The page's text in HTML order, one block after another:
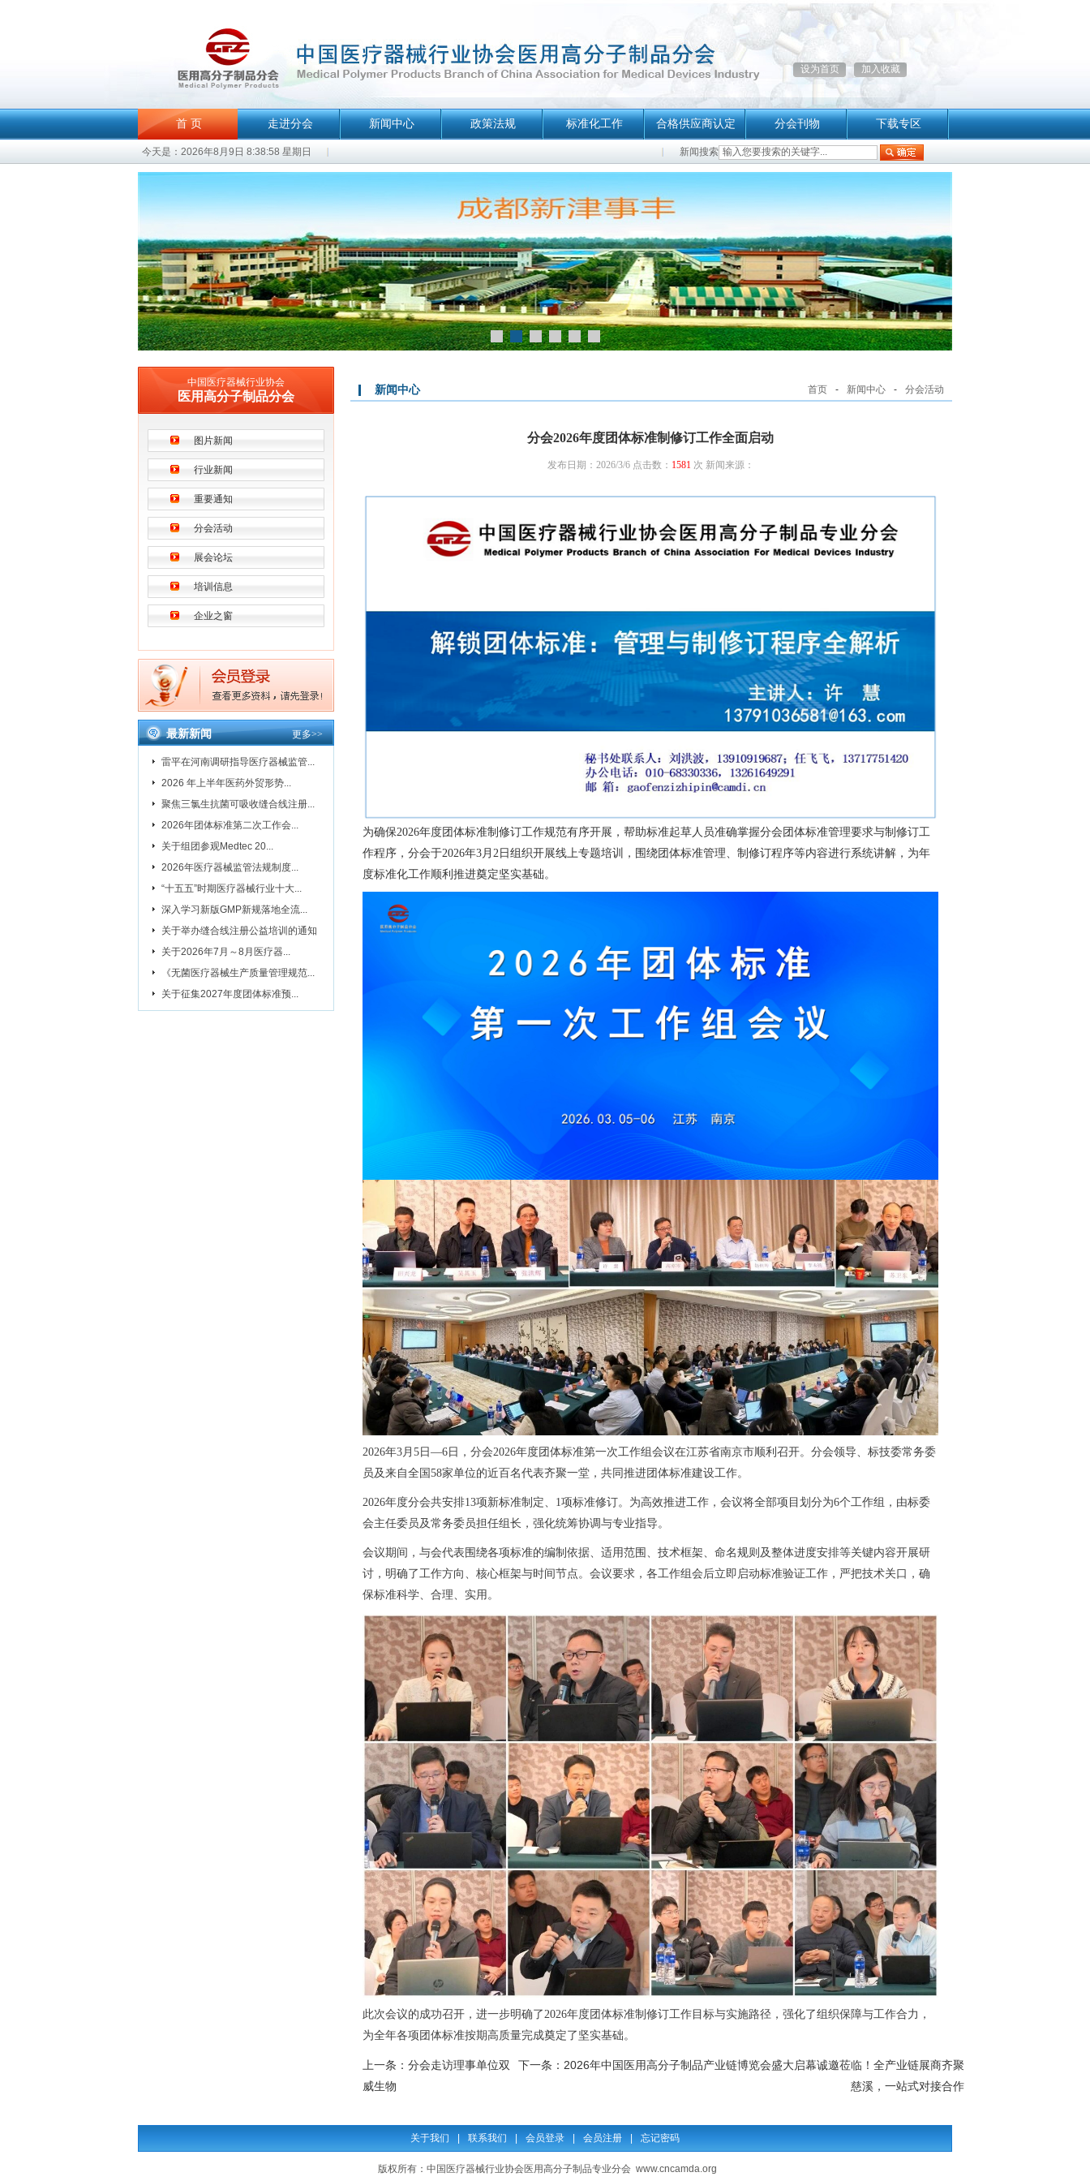
设为首页 加入收藏
首 页
今天是：2026年8月9日 8:38:58 星期日 新闻搜索
走进分会 新闻中心 政策法规 标准化工作 合格供应商认定 分会刊物 下载专区
中国医疗器械行业协会
医用高分子制品分会
图片新闻
行业新闻
重要通知
分会活动
展会论坛
培训信息
企业之窗
最新新闻 更多>>
雷平在河南调研指导医疗器械监管...
2026 年上半年医药外贸形势...
聚焦三氯生抗菌可吸收缝合线注册...
2026年团体标准第二次工作会...
关于组团参观Medtec 20...
2026年医疗器械监管法规制度...
“十五五”时期医疗器械行业十大...
深入学习新版GMP新规落地全流...
关于举办缝合线注册公益培训的通知
关于2026年7月～8月医疗器...
《无菌医疗器械生产质量管理规范...
关于征集2027年度团体标准预...
新闻中心 首页 - 新闻中心 - 分会活动
分会2026年度团体标准制修订工作全面启动
发布日期：2026/3/6 点击数： 1581次 新闻来源：
为确保2026年度团体标准制修订工作规范有序开展，帮助标准起草人员准确掌握分会团体标准管理要求与制修订工
作程序，分会于2026年3月2日组织开展线上专题培训，围绕团体标准管理、制修订程序等内容进行系统讲解，为年
度标准化工作顺利推进奠定坚实基础。
2026年3月5日—6日，分会2026年度团体标准第一次工作组会议在江苏省南京市顺利召开。分会领导、标技委常务委
员及来自全国58家单位的近百名代表齐聚一堂，共同推进团体标准建设工作。
2026年度分会共安排13项新标准制定、1项标准修订。为高效推进工作，会议将全部项目划分为6个工作组，由标委
会主任委员及常务委员担任组长，强化统筹协调与专业指导。
会议期间，与会代表围绕各项标准的编制依据、适用范围、技术框架、命名规则及整体进度安排等关键内容开展研
讨，明确了工作方向、核心框架与时间节点。会议要求，各工作组会后立即启动标准验证工作，严把技术关口，确
保标准科学、合理、实用。
此次会议的成功召开，进一步明确了2026年度团体标准制修订工作目标与实施路径，强化了组织保障与工作合力，
为全年各项团体标准按期高质量完成奠定了坚实基础。
上一条： 分会走访理事单位双
威生物
下一条： 2026年中国医用高分子制品产业链博览会盛大启幕诚邀莅临！全产业链展商齐聚
慈溪，一站式对接合作
关于我们 联系我们 会员登录 会员注册 忘记密码
版权所有：中国医疗器械行业协会医用高分子制品专业分会 www.cncamda.org